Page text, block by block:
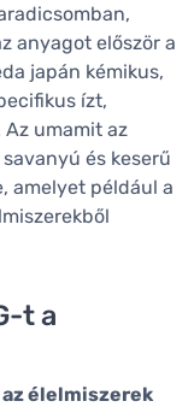
anyagot először a
japán kémikus,
ízt,
umamit az
és keserű
amelyet például a
t a
élelmiszerek